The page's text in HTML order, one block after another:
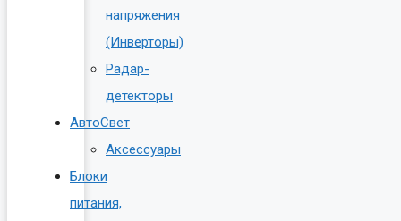
напряжения
(Инверторы)
Радар-
детекторы
АвтоСвет
Аксессуары
Блоки
питания,